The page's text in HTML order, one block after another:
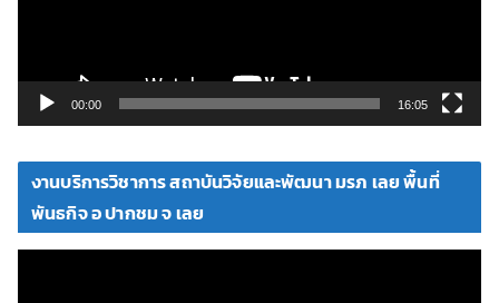
ดี
โ
00:00 16:05
งานบริการวิชาการ สถาบันวิจัยและพัฒนา มรภ เลย พื้นที่
พันธกิจ อ ปากชม จ เลย